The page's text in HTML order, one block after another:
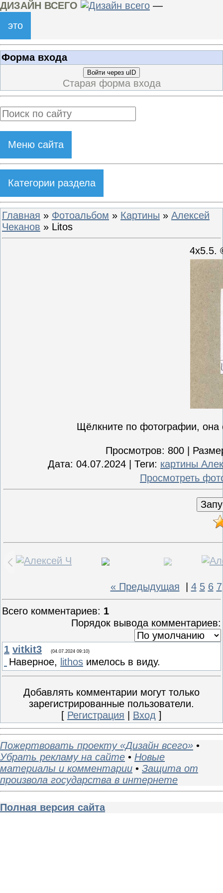
ДИЗАЙН ВСЕГО
—
это
Форма входа
Войти через uID
Старая форма входа
Меню сайта
Категории раздела
Главная » Фотоальбом » Картины » Алексей
Чеканов » Litos
4х5.5.
Щёлкните по фотографии, она
Просмотров: 800 |
Дата: 04.07.2024 | Теги: картины
Просмотреть
« Предыдущая 4 5 6 7
Всего комментариев: 1
Порядок вывода комментариев:
1 vitkit3 (04.07.2024 09:10)
Наверное, lithos имелось в виду.
Добавлять комментарии могут только
зарегистрированные пользователи.
[ Регистрация Вход ]
Пожертвовать проекту «Дизайн всего» •
Убрать рекламу на сайте • Новые
материалы и комментарии • Защита от
произвола государства в интернете
Полная версия сайта